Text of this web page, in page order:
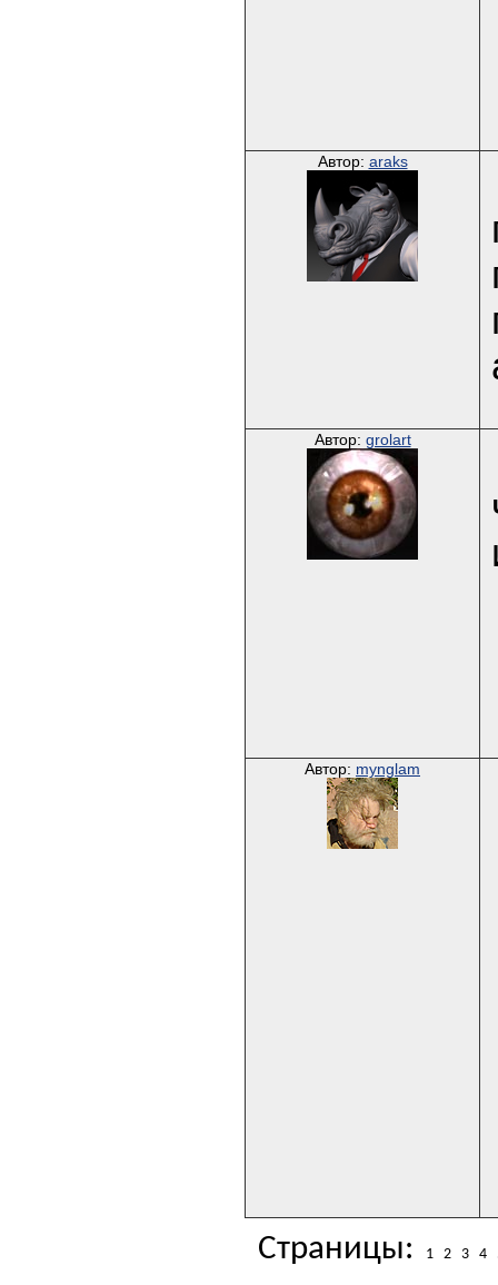
Автор: araks
Автор: grolart
Автор: mynglam
Страницы: 1 2 3 4